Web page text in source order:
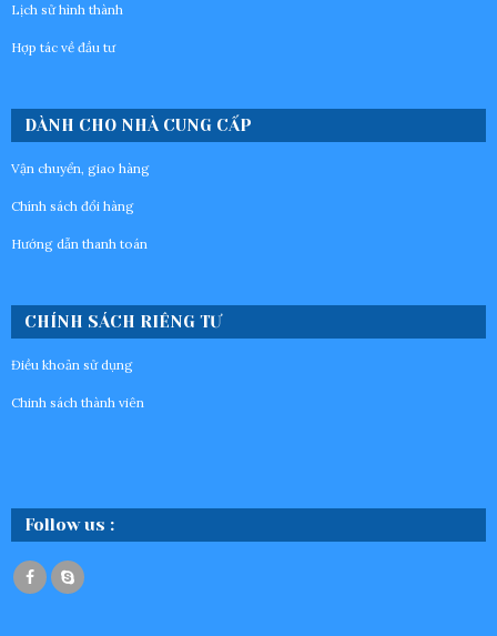
Lịch sử hình thành
Hợp tác về đầu tư
DÀNH CHO NHÀ CUNG CẤP
Vận chuyển, giao hàng
Chính sách đổi hàng
Hướng dẫn thanh toán
CHÍNH SÁCH RIÊNG TƯ
Điều khoản sử dụng
Chinh sách thành viên
Follow us :